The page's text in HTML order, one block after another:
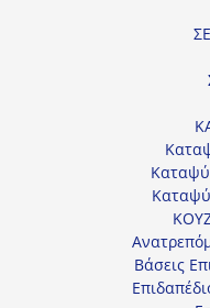
Βάσεις